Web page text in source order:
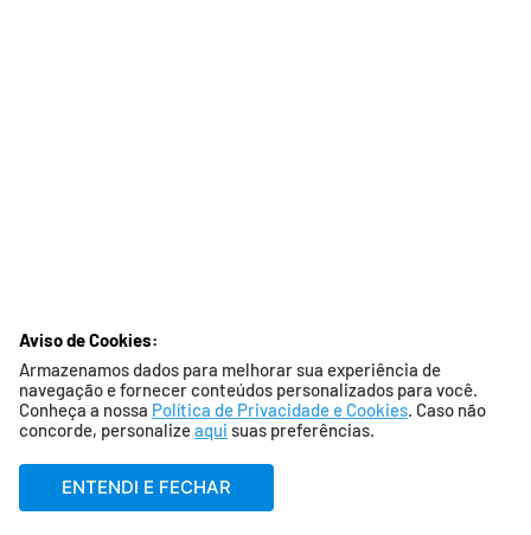
Aviso de Cookies:
Armazenamos dados para melhorar sua experiência de
navegação e fornecer conteúdos personalizados para você.
Conheça a nossa Política de Privacidade e Cookies. Caso não
concorde, personalizeaqui suas preferências.
ENTENDI E FECHAR